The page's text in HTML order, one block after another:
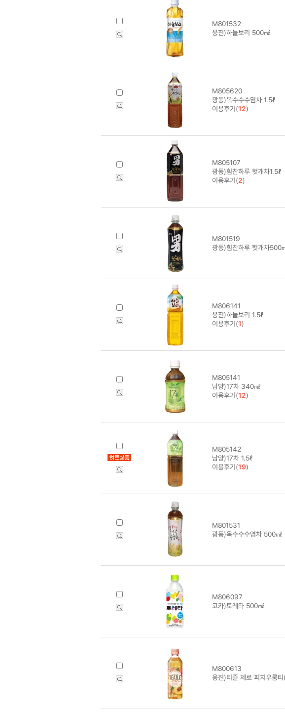
M801532
웅진)하늘보리 500㎖
M805620
광동)옥수수수염차 1.5ℓ
이용후기(12)
M805107
광동)힘찬하루 헛개차1.5ℓ
이용후기(2)
M801519
광동)힘찬하루 헛개차500
M806141
웅진)하늘보리 1.5ℓ
이용후기(1)
M805141
남양)17차 340㎖
이용후기(12)
M805142
남양)17차 1.5ℓ
이용후기(19)
M801531
광동)옥수수수염차 500㎖
M806097
코카)토레타 500㎖
M800613
웅진)티즐 제로 피치우롱